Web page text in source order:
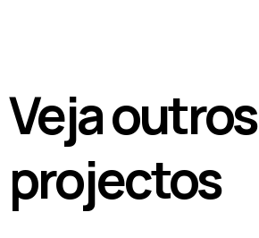
Veja outros
projectos